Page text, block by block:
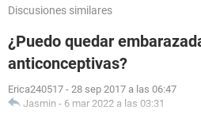
Discusiones similares
¿Puedo quedar
anticonceptivas?
Erica240517 - 28 sep 2017 a las 06:47
Jasmin - 6 mar 2022 a las 03:31